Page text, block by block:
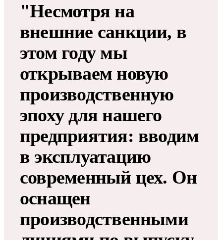
"Несмотря на
внешние санкции, в
этом году мы
открываем новую
производственную
эпоху для нашего
предприятия: вводим
в эксплуатацию
современный цех. Он
оснащен
производственными